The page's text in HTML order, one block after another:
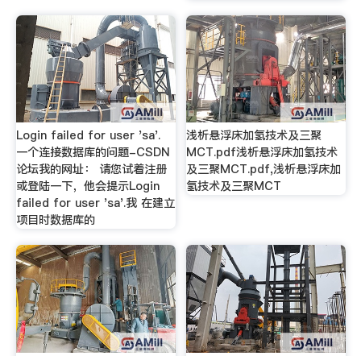
Login failed for user 'sa'.
一个连接数据库的问题-CSDN
论坛我的网址： 请您试着注册
或登陆一下，他会提示Login
failed for user 'sa'.我 在建立
项目时数据库的
浅析悬浮床加氢技术及三聚
MCT.pdf浅析悬浮床加氢技术
及三聚MCT.pdf,浅析悬浮床加
氢技术及三聚MCT